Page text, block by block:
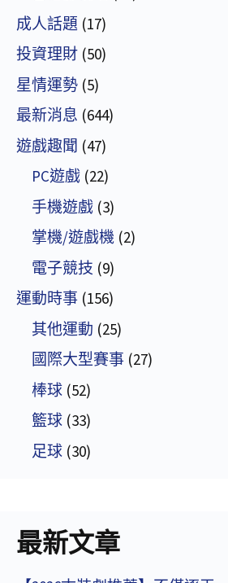
成人話題 (17)
投資理財 (50)
星情運勢 (5)
最新消息 (644)
遊戲趣聞 (47)
PC遊戲 (22)
手機遊戲 (3)
掌機/遊戲機 (2)
電子競技 (9)
運動時事 (156)
其他運動 (25)
國際大型賽事 (27)
棒球 (52)
籃球 (33)
足球 (30)
最新文章